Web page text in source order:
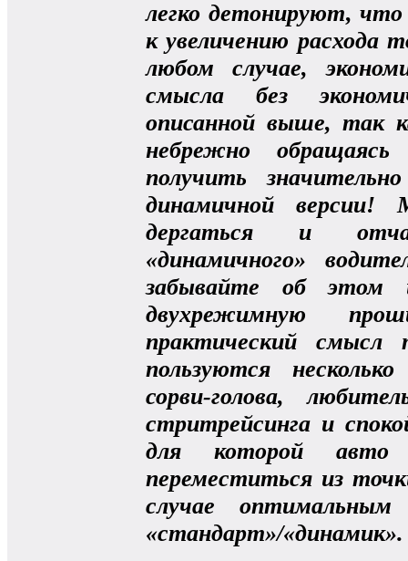
легко детонируют,
к увеличению расхода
любом случае,
смысла без
описанной выше, так
небрежно
получить
динамичной
дергаться и
«динамичного»
забывайте об этом
двухрежимную
практический смысл
пользуются
сорви-голова,
стритрейсинга и
для которой
переместиться из
случае
«стандарт»/«динамик».